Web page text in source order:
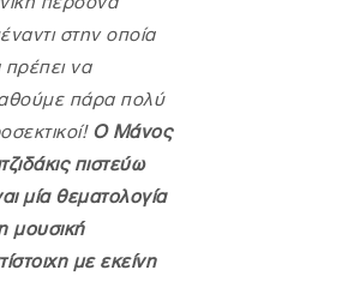
στην οποία
πρέπει να
πάρα πολύ
Ο Μάνος
πιστεύω
μία θεματολογία
μουσική
με εκείνη